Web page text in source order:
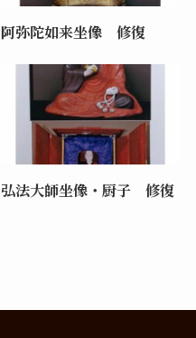
阿弥陀如来坐像 修復
弘法大師坐像・厨子 修復